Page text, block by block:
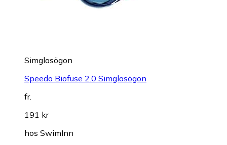
Simglasögon
Speedo Biofuse 2.0 Simglasögon
fr.
191 kr
hos SwimInn